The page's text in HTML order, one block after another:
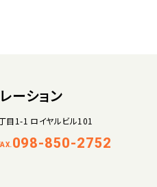
ーション
1-1 ロイヤルビル101
098-850-2752